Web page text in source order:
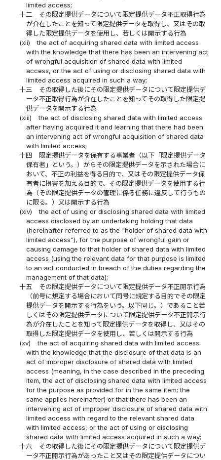
limited access;
十二
その限定提供データについて限定提供データ不正取得行為
が介在したことを知って限定提供データを取得し、又はその取
得した限定提供データを使用し、若しくは開示する行為
(xii)
the act of acquiring shared data with limited access
with the knowledge that there has been an intervening act
of wrongful acquisition of shared data with limited
access, or the act of using or disclosing shared data with
limited access acquired in such a way;
十三
その取得した後にその限定提供データについて限定提供デ
ータ不正取得行為が介在したことを知ってその取得した限定提
供データを開示する行為
(xiii)
the act of disclosing shared data with limited access
after having acquired it and learning that there had been
an intervening act of wrongful acquisition of shared data
with limited access;
十四
限定提供データを保有する事業者（以下「限定提供データ
保有者」という。）からその限定提供データを示された場合に
おいて、不正の利益を得る目的で、又はその限定提供データ保
有者に損害を加える目的で、その限定提供データを使用する行
為（その限定提供データの管理に係る任務に違反して行うもの
に限る。）又は開示する行為
(xiv)
the act of using or disclosing shared data with limited
access disclosed by an undertaking holding that data
(hereinafter referred to as the "holder of shared data with
limited access"), for the purpose of wrongful gain or
causing damage to that holder of shared data with limited
access (using the relevant data for that purpose is limited
to an act conducted in breach of the duties regarding the
management of that data);
十五
その限定提供データについて限定提供データ不正開示行為
（前号に規定する場合において同号に規定する目的でその限定
提供データを開示する行為をいう。以下同じ。）であること若
しくはその限定提供データについて限定提供データ不正開示行
為が介在したことを知って限定提供データを取得し、又はその
取得した限定提供データを使用し、若しくは開示する行為
(xv)
the act of acquiring shared data with limited access
with the knowledge that the disclosure of that data is an
act of improper disclosure of shared data with limited
access (meaning, in the case described in the preceding
item, the act of disclosing shared data with limited access
for the purpose as provided for in the same item; the
same applies hereinafter) or that there has been an
intervening act of improper disclosure of shared data with
limited access with regard to the relevant shared data
with limited access, or the act of using or disclosing
shared data with limited access acquired in such a way;
十六
その取得した後にその限定提供データについて限定提供デ
ータ不正開示行為があったこと又はその限定提供データについ